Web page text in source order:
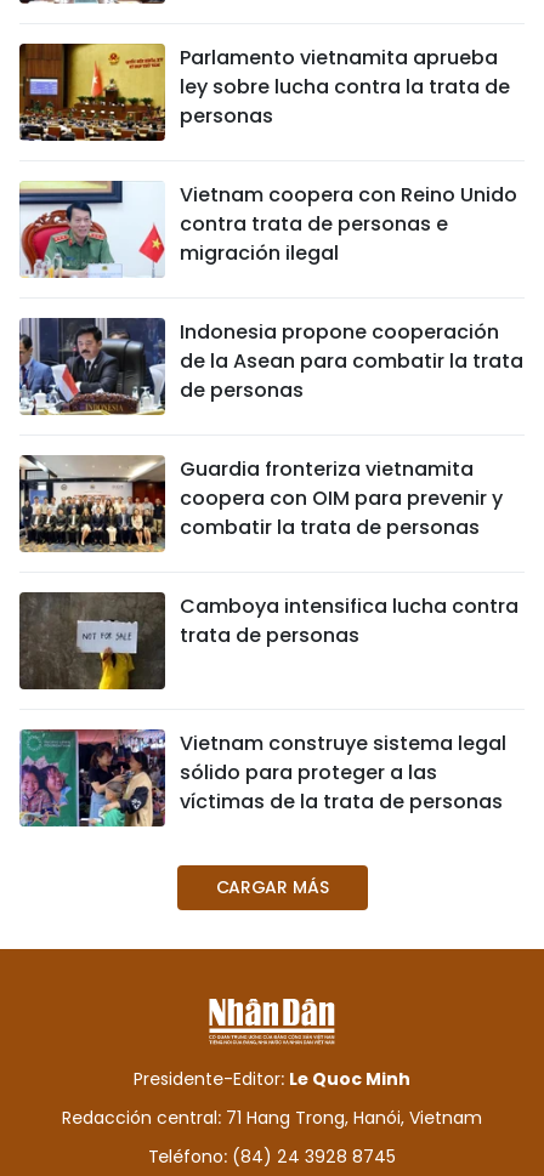
Parlamento vietnamita aprueba
ley sobre lucha contra la trata de
personas
Vietnam coopera con Reino Unido
contra trata de personas e
migración ilegal
Indonesia propone cooperación
de la Asean para combatir la trata
de personas
Guardia fronteriza vietnamita
coopera con OIM para prevenir y
combatir la trata de personas
Camboya intensifica lucha contra
trata de personas
Vietnam construye sistema legal
sólido para proteger a las
víctimas de la trata de personas
CARGAR MÁS
Presidente-Editor: Le Quoc Minh
Redacción central: 71 Hang Trong, Hanói, Vietnam
Teléfono: (84) 24 3928 8745